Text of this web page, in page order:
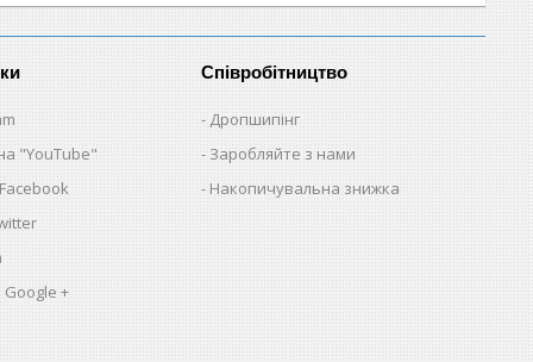
"YouTube"
+
Співробітництво
Дропшипінг
Заробляйте з нами
Накопичувальна знижка